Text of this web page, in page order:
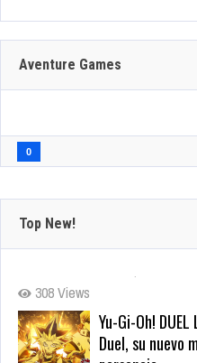
Aventure Games
0
Top New!
Duel, su nuevo
personaje